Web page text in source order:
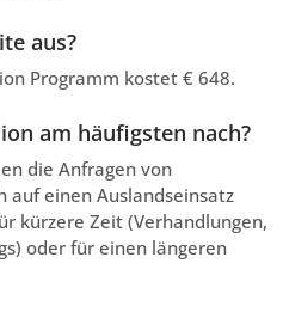
aus?
Programm kostet € 648.
am häufigsten nach?
die Anfragen von
auf einen Auslandseinsatz
kürzere Zeit (Verhandlungen,
oder für einen längeren